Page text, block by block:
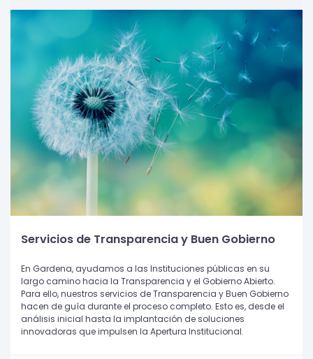
Servicios de Transparencia y Buen Gobierno
En Gardena, ayudamos a las Instituciones públicas en su
largo camino hacia la Transparencia y el Gobierno Abierto.
Para ello, nuestros servicios de Transparencia y Buen Gobierno
hacen de guía durante el proceso completo. Esto es, desde el
análisis inicial hasta la implantación de soluciones
innovadoras que impulsen la Apertura Institucional.